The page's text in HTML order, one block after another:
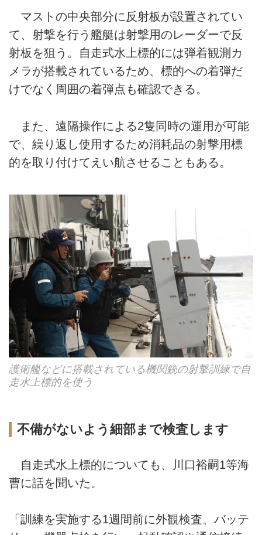
マストの中央部分に反射板が設置されてい
て、射撃を行う艦艇は射撃用のレーダーで反
射板を狙う。自走式水上標的には弾着観測カ
メラが搭載されているため、標的への着弾だ
けでなく周囲の着弾点も確認できる。
また、遠隔操作による2隻同時の運用が可能
で、繰り返し使用するため消耗品の射撃用標
的を取り付けてえい航させることもある。
護衛艦などに搭載されている機関銃の射撃訓練で自
走水上標的を使う
不備がないよう細部まで検査します
自走式水上標的についても、川口裕嗣1等海
曹に話を聞いた。
「訓練を実施する1週間前に外観検査、バッテ